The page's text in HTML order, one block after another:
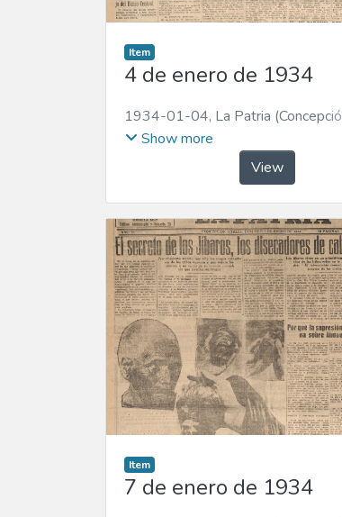
Item
4 de enero de 1934
1934-01-04, La Patria
1923)
Show more
View
Item
7 de enero de 1934